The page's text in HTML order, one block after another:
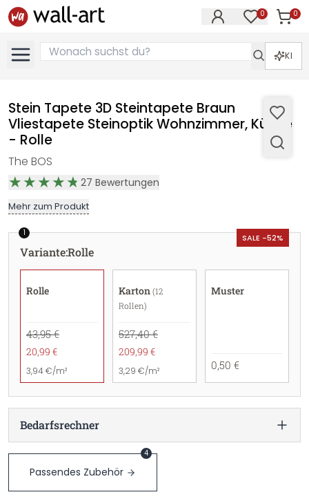
0 0
KI
Stein Tapete 3D Steintapete Braun
Vliestapete Steinoptik Wohnzimmer, Küche
- Rolle
The BOS
27 Bewertungen
Mehr zum Produkt
SALE -52%
1
Variante:Rolle
Rolle
43,95 €
20,99 €
3,94 €/m²
Karton (12
Rollen)
527,40 €
209,99 €
3,29 €/m²
Muster
0,50 €
Bedarfsrechner
Passendes Zubehör
4